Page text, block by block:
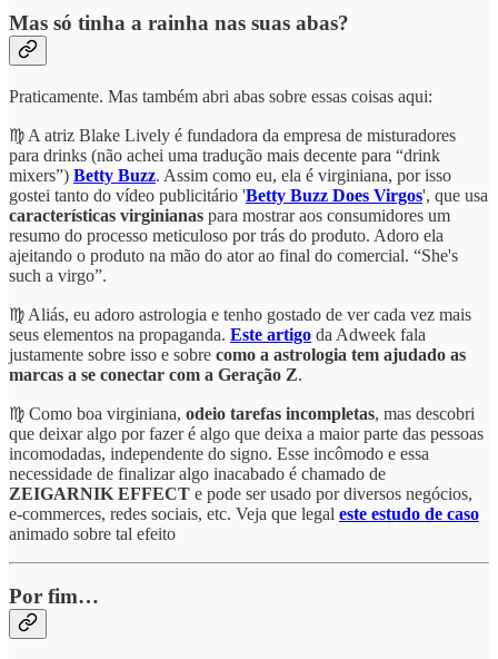
Mas só tinha a rainha nas suas abas?
Praticamente. Mas também abri abas sobre essas coisas aqui:
♍ A atriz Blake Lively é fundadora da empresa de misturadores
para drinks (não achei uma tradução mais decente para “drink
mixers”) Betty Buzz. Assim como eu, ela é virginiana, por isso
gostei tanto do vídeo publicitário 'Betty Buzz Does Virgos', que usa
características virginianas para mostrar aos consumidores um
resumo do processo meticuloso por trás do produto. Adoro ela
ajeitando o produto na mão do ator ao final do comercial. “She's
such a virgo”.
♍ Aliás, eu adoro astrologia e tenho gostado de ver cada vez mais
seus elementos na propaganda. Este artigo da Adweek fala
justamente sobre isso e sobre como a astrologia tem ajudado as
marcas a se conectar com a Geração Z.
♍ Como boa virginiana, odeio tarefas incompletas, mas descobri
que deixar algo por fazer é algo que deixa a maior parte das pessoas
incomodadas, independente do signo. Esse incômodo e essa
necessidade de finalizar algo inacabado é chamado de
ZEIGARNIK EFFECT e pode ser usado por diversos negócios,
e-commerces, redes sociais, etc. Veja que legal este estudo de caso
animado sobre tal efeito
Por fim…